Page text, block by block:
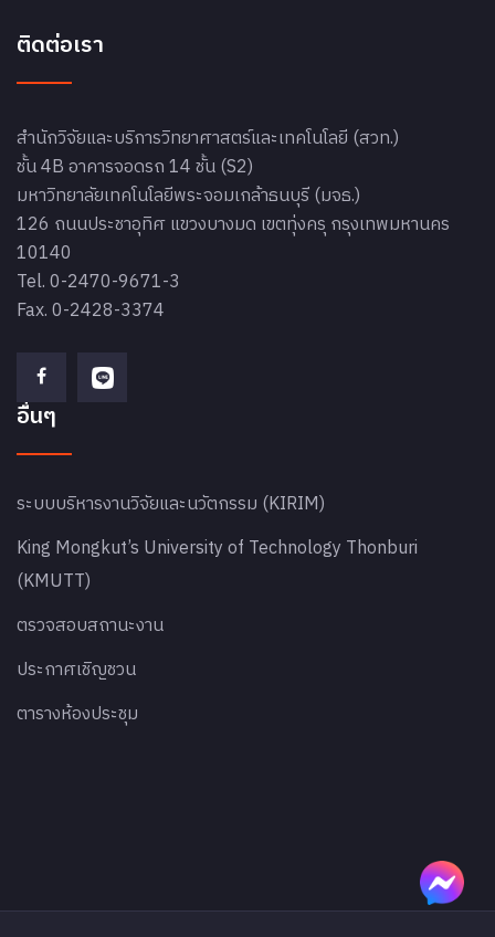
ติดต่อเรา
สำนักวิจัยและบริการวิทยาศาสตร์และเทคโนโลยี (สวท.)
ชั้น 4B อาคารจอดรถ 14 ชั้น (S2)
มหาวิทยาลัยเทคโนโลยีพระจอมเกล้าธนบุรี (มจธ.)
126 ถนนประชาอุทิศ แขวงบางมด เขตทุ่งครุ กรุงเทพมหานคร
10140
Tel. 0-2470-9671-3
Fax. 0-2428-3374
อื่นๆ
ระบบบริหารงานวิจัยและนวัตกรรม (KIRIM)
King Mongkut’s University of Technology Thonburi
(KMUTT)
ตรวจสอบสถานะงาน
ประกาศเชิญชวน
ตารางห้องประชุม